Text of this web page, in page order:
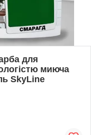
для
миюча
SkyLine